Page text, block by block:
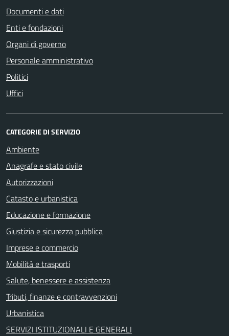
Documenti e dati
Enti e fondazioni
Organi di governo
Personale amministrativo
Politici
Uffici
CATEGORIE DI SERVIZIO
Ambiente
Anagrafe e stato civile
Autorizzazioni
Catasto e urbanistica
Educazione e formazione
Giustizia e sicurezza pubblica
Imprese e commercio
Mobilità e trasporti
Salute, benessere e assistenza
Tributi, finanze e contravvenzioni
Urbanistica
SERVIZI ISTITUZIONALI E GENERALI